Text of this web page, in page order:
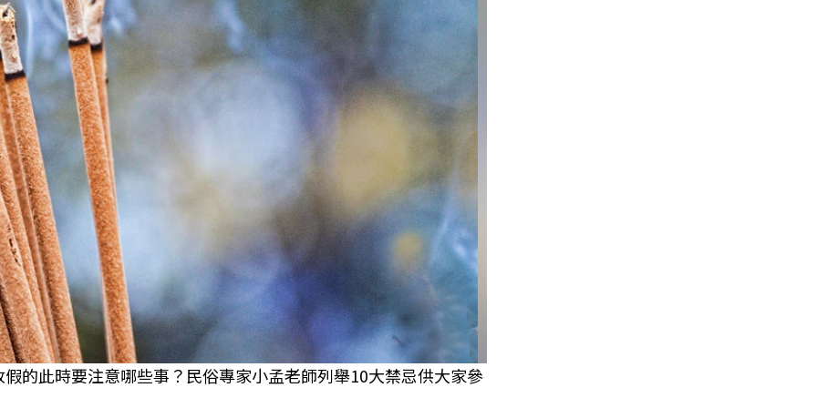
的此時要注意哪些事？民俗專家小孟老師列舉10大禁忌供大家參